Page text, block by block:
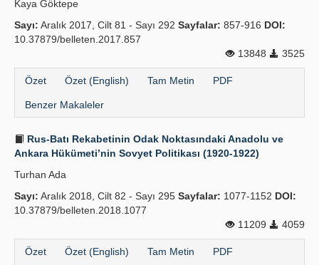
Kaya Göktepe
Sayı: Aralık 2017, Cilt 81 - Sayı 292 Sayfalar: 857-916 DOI:
10.37879/belleten.2017.857
13848
3525
Özet Özet (English) Tam Metin PDF
Benzer Makaleler
Rus-Batı Rekabetinin Odak Noktasındaki Anadolu ve
Ankara Hükümeti’nin Sovyet Politikası (1920-1922)
Turhan Ada
Sayı: Aralık 2018, Cilt 82 - Sayı 295 Sayfalar: 1077-1152 DOI:
10.37879/belleten.2018.1077
11209
4059
Özet Özet (English) Tam Metin PDF